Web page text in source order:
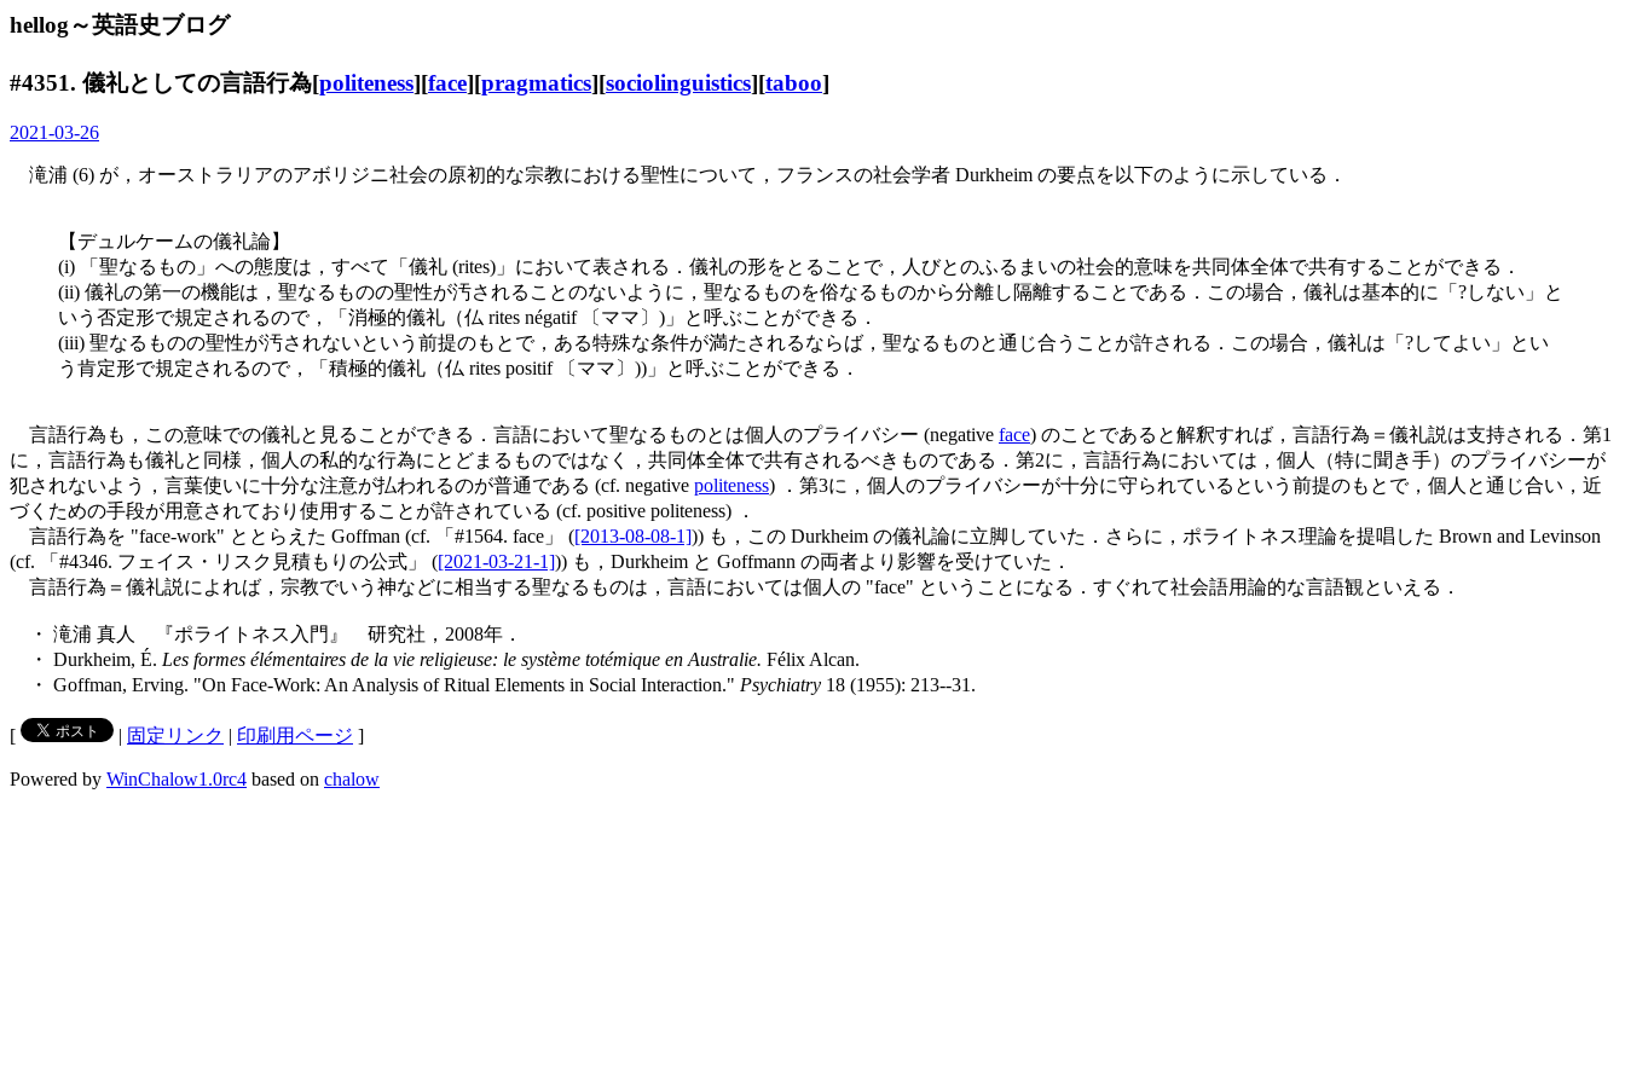
hellog～英語史ブログ
#4351. 儀礼としての言語行為[politeness][face][pragmatics][sociolinguistics][taboo]
2021-03-26
滝浦 (6) が，オーストラリアのアボリジニ社会の原初的な宗教における聖性について，フランスの社会学者 Durkheim の要点を以下のように示している．
【デュルケームの儀礼論】
(i) 「聖なるもの」への態度は，すべて「儀礼 (rites)」において表される．儀礼の形をとることで，人びとのふるまいの社会的意味を共同体全体で共有することができる．
(ii) 儀礼の第一の機能は，聖なるものの聖性が汚されることのないように，聖なるものを俗なるものから分離し隔離することである．この場合，儀礼は基本的に「?しない」と
いう否定形で規定されるので，「消極的儀礼（仏 rites négatif 〔ママ〕)」と呼ぶことができる．
(iii) 聖なるものの聖性が汚されないという前提のもとで，ある特殊な条件が満たされるならば，聖なるものと通じ合うことが許される．この場合，儀礼は「?してよい」とい
う肯定形で規定されるので，「積極的儀礼（仏 rites positif 〔ママ〕))」と呼ぶことができる．
言語行為も，この意味での儀礼と見ることができる．言語において聖なるものとは個人のプライバシー (negative face) のことであると解釈すれば，言語行為＝儀礼説は支持される．第1
に，言語行為も儀礼と同様，個人の私的な行為にとどまるものではなく，共同体全体で共有されるべきものである．第2に，言語行為においては，個人（特に聞き手）のプライバシーが
犯されないよう，言葉使いに十分な注意が払われるのが普通である (cf. negative politeness) ．第3に，個人のプライバシーが十分に守られているという前提のもとで，個人と通じ合い，近
づくための手段が用意されており使用することが許されている (cf. positive politeness) ．
言語行為を "face-work" ととらえた Goffman (cf. 「#1564. face」 ([2013-08-08-1])) も，この Durkheim の儀礼論に立脚していた．さらに，ポライトネス理論を提唱した Brown and Levinson
(cf. 「#4346. フェイス・リスク見積もりの公式」 ([2021-03-21-1])) も，Durkheim と Goffmann の両者より影響を受けていた．
言語行為＝儀礼説によれば，宗教でいう神などに相当する聖なるものは，言語においては個人の "face" ということになる．すぐれて社会語用論的な言語観といえる．
・ 滝浦 真人 『ポライトネス入門』 研究社，2008年．
・ Durkheim, É. Les formes élémentaires de la vie religieuse: le système totémique en Australie. Félix Alcan.
・ Goffman, Erving. "On Face-Work: An Analysis of Ritual Elements in Social Interaction." Psychiatry 18 (1955): 213--31.
[ | 固定リンク | 印刷用ページ ]
Powered by WinChalow1.0rc4 based on chalow